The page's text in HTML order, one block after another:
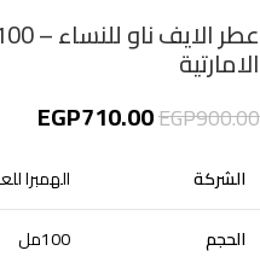
الامارتية
EGP900.00
EGP710.00
الشركة
الهمبرا
الحجم
100مل